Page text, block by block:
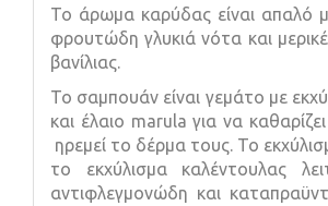
Το άρωμα καρύδας είναι απαλό
φρουτώδη γλυκιά νότα και
βανίλιας.
Το σαμπουάν είναι γεμάτο με
και έλαιο marula για να
ηρεμεί το δέρμα τους. Το
το εκχύλισμα καλέντουλας
αντιφλεγμονώδη και